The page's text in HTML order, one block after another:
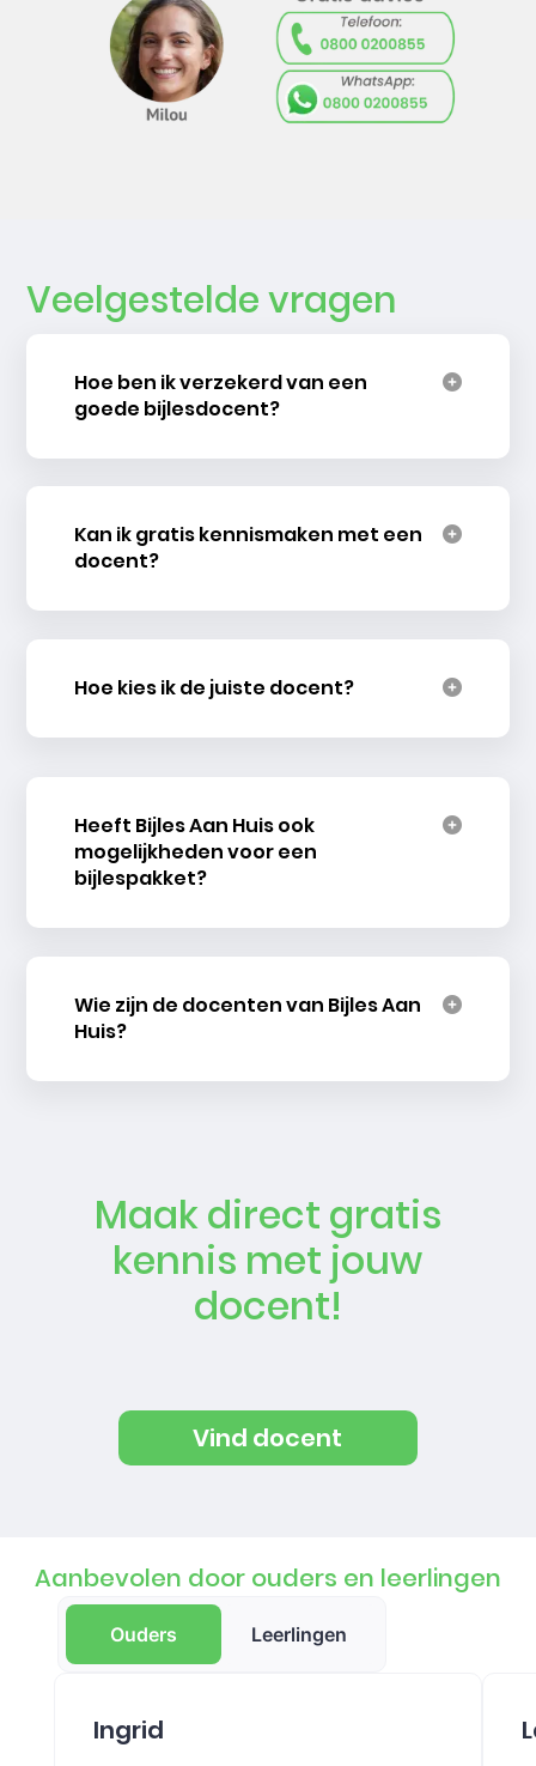
Veelgestelde vragen
Hoe ben ik verzekerd van een
goede bijlesdocent?
Kan ik gratis kennismaken met een
docent?
Hoe kies ik de juiste docent?
Heeft Bijles Aan Huis ook
mogelijkheden voor een
bijlespakket?
Wie zijn de docenten van Bijles Aan
Huis?
Maak direct gratis
kennis met jouw
docent!
Vind docent
Aanbevolen door ouders en leerlingen
Ouders Leerlingen
Ingrid